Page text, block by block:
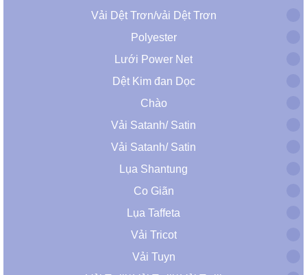
Vải Dệt Trơn/vải Dệt Trơn
Polyester
Lưới Power Net
Dệt Kim đan Dọc
Chào
Vải Satanh/ Satin
Vải Satanh/ Satin
Lụa Shantung
Co Giãn
Lụa Taffeta
Vải Tricot
Vải Tuyn